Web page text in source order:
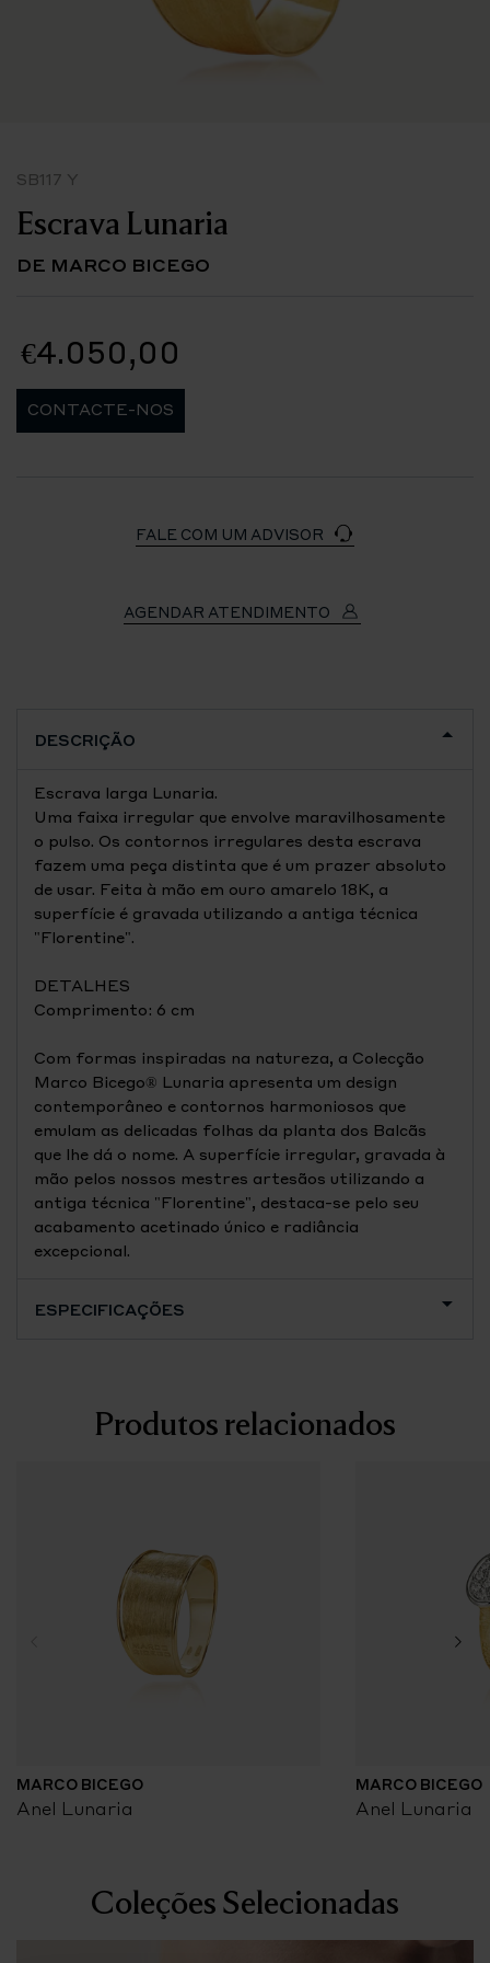
SB117 Y
Escrava Lunaria
DE MARCO BICEGO
€4.050,00
CONTACTE-NOS
FALE COM UM ADVISOR
AGENDAR ATENDIMENTO
DESCRIÇÃO
Escrava larga Lunaria.
Uma faixa irregular que envolve maravilhosamente
o pulso. Os contornos irregulares desta escrava
fazem uma peça distinta que é um prazer absoluto
de usar. Feita à mão em ouro amarelo 18K, a
superfície é gravada utilizando a antiga técnica
"Florentine".
DETALHES
Comprimento: 6 cm
Com formas inspiradas na natureza, a Colecção
Marco Bicego® Lunaria apresenta um design
contemporâneo e contornos harmoniosos que
emulam as delicadas folhas da planta dos Balcãs
que lhe dá o nome. A superfície irregular, gravada à
mão pelos nossos mestres artesãos utilizando a
antiga técnica "Florentine", destaca-se pelo seu
acabamento acetinado único e radiância
excepcional.
ESPECIFICAÇÕES
Produtos relacionados
MARCO BICEGO
Anel Lunaria
MARCO BICEGO
Anel Lunaria
Coleções Selecionadas